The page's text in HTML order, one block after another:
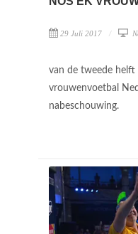
29 Juli 2017
van de tweede helft
vrouwenvoetbal
nabeschouwing.